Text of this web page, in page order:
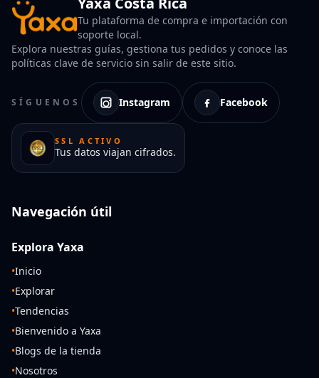
Tu plataforma de compra e importación con
soporte local.
Explora nuestras guías, gestiona tus pedidos y conoce las
políticas clave de servicio sin salir de este sitio.
SÍGUENOS Instagram Facebook
SSL ACTIVO
Tus datos viajan cifrados.
Navegación útil
Explora Yaxa
•Inicio
•Explorar
•Tendencias
•Bienvenido a Yaxa
•Blogs de la tienda
•Nosotros